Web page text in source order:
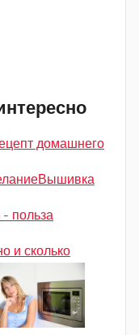
домашнего
Вышивка
и сколько